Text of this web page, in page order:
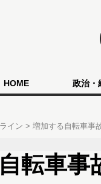
HOME 政治・
イン 増加する自転車事
転車事